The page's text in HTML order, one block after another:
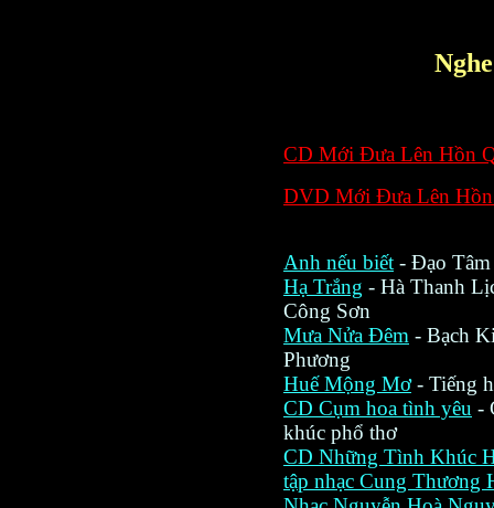
CD Mới Đưa Lên Hồn
DVD Mới Đưa Lên Hồn
Anh nếu biết - Đạo
Hạ Trắng - Hà Thanh
Công Sơn
Mưa Nửa Đêm - Bạch
Phương
Huế Mộng Mơ- Tiếng
CD Cụm hoa tình yêu -
khúc phổ thơ
CD Những Tình Khúc
tập nhạc Cung Thương